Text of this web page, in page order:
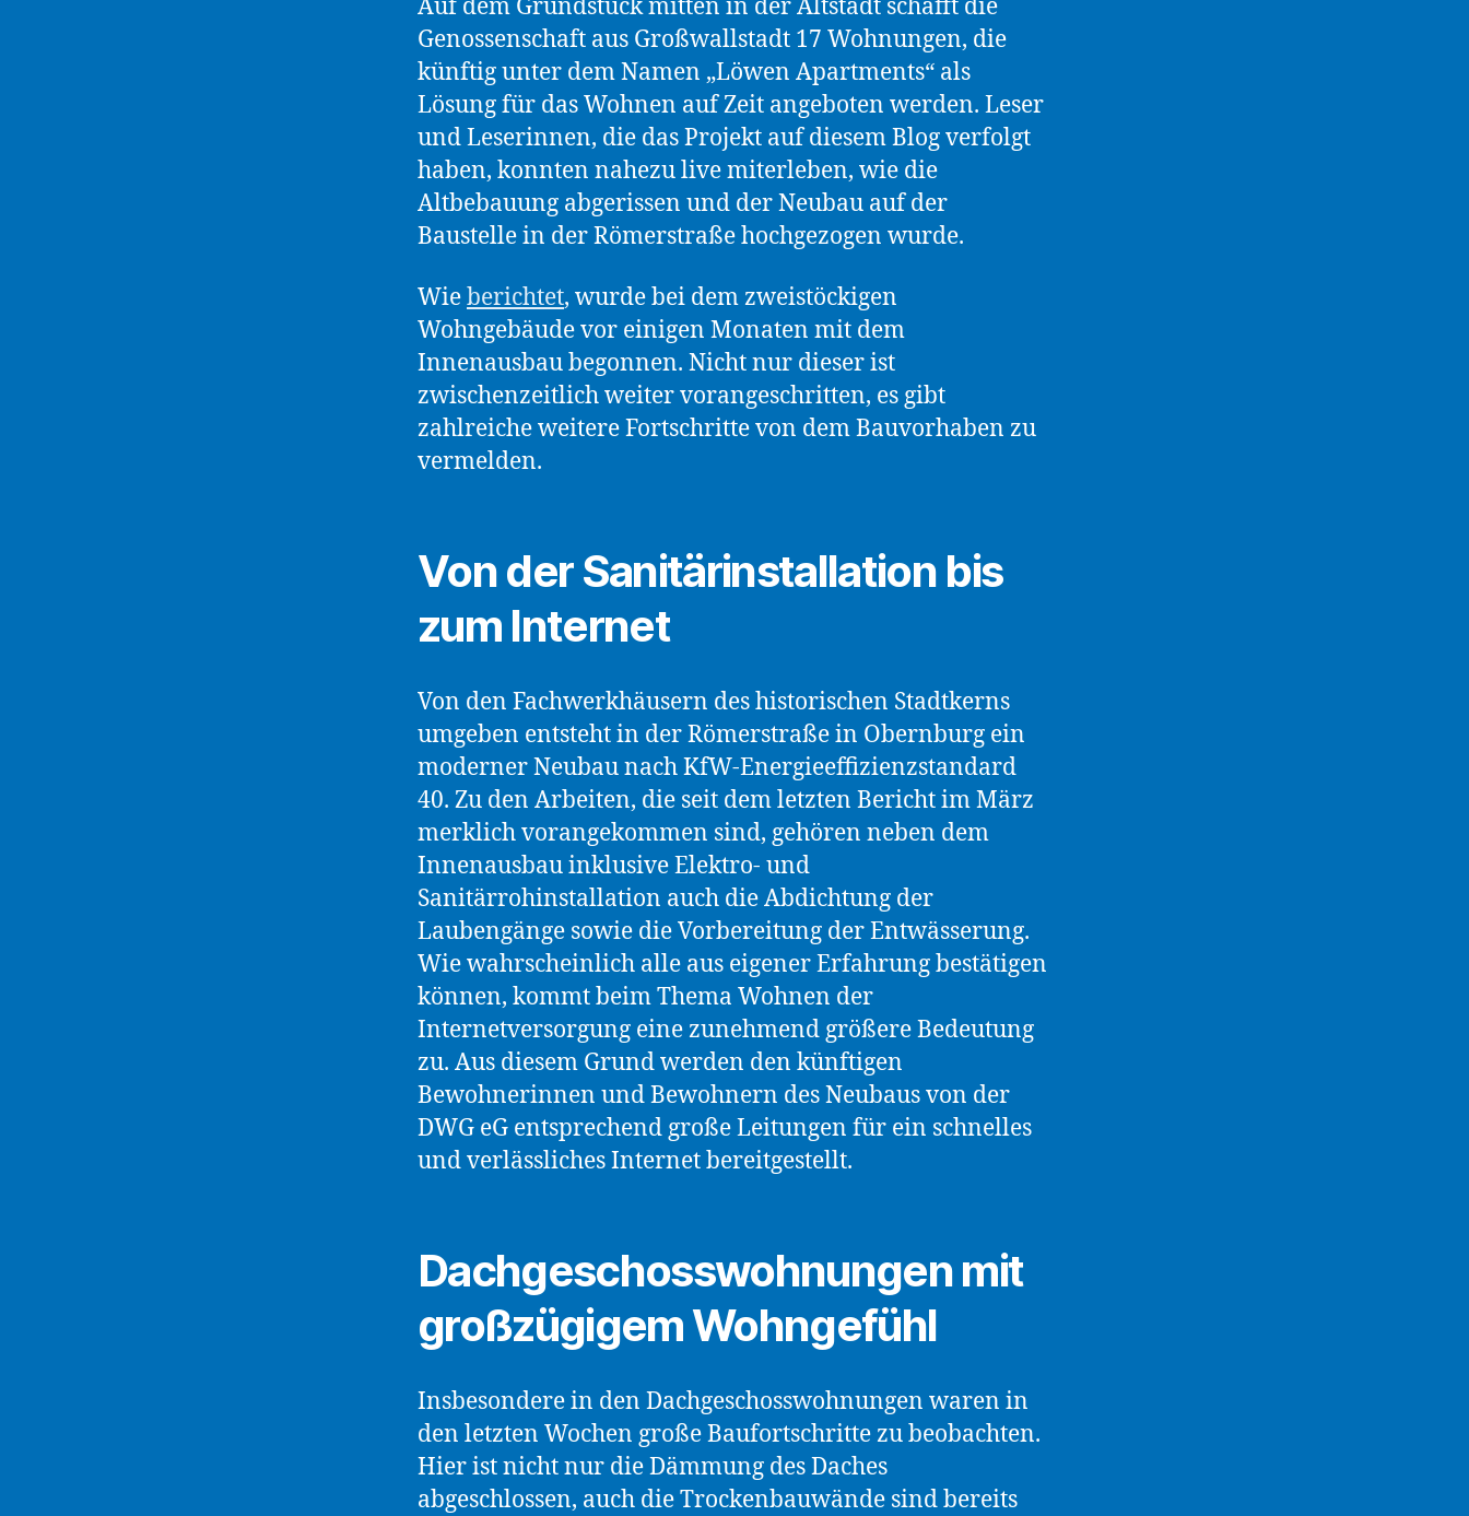
Auf dem Grundstück mitten in der Altstadt schafft die
Genossenschaft aus Großwallstadt 17 Wohnungen, die
künftig unter dem Namen „Löwen Apartments“ als
Lösung für das Wohnen auf Zeit angeboten werden. Leser
und Leserinnen, die das Projekt auf diesem Blog verfolgt
haben, konnten nahezu live miterleben, wie die
Altbebauung abgerissen und der Neubau auf der
Baustelle in der Römerstraße hochgezogen wurde.
Wieberichtet, wurde bei dem zweistöckigen
Wohngebäude vor einigen Monaten mit dem
Innenausbau begonnen. Nicht nur dieser ist
zwischenzeitlich weiter vorangeschritten, es gibt
zahlreiche weitere Fortschritte von dem Bauvorhaben zu
vermelden.
Von der Sanitärinstallation bis
zum Internet
Von den Fachwerkhäusern des historischen Stadtkerns
umgeben entsteht in der Römerstraße in Obernburg ein
moderner Neubau nach KfW-Energieeffizienzstandard
40. Zu den Arbeiten, die seit dem letzten Bericht im März
merklich vorangekommen sind, gehören neben dem
Innenausbau inklusive Elektro- und
Sanitärrohinstallation auch die Abdichtung der
Laubengänge sowie die Vorbereitung der Entwässerung.
Wie wahrscheinlich alle aus eigener Erfahrung bestätigen
können, kommt beim Thema Wohnen der
Internetversorgung eine zunehmend größere Bedeutung
zu. Aus diesem Grund werden den künftigen
Bewohnerinnen und Bewohnern des Neubaus von der
DWG eG entsprechend große Leitungen für ein schnelles
und verlässliches Internet bereitgestellt.
Dachgeschosswohnungen mit
großzügigem Wohngefühl
Insbesondere in den Dachgeschosswohnungen waren in
den letzten Wochen große Baufortschritte zu beobachten.
Hier ist nicht nur die Dämmung des Daches
abgeschlossen, auch die Trockenbauwände sind bereits